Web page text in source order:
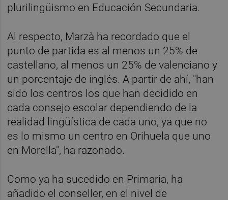
plurilingüismo en Educación Secundaria.
Al respecto, Marzà ha recordado que el
punto de partida es al menos un 25% de
castellano, al menos un 25% de valenciano y
un porcentaje de inglés. A partir de ahí, "han
sido los centros los que han decidido en
cada consejo escolar dependiendo de la
realidad lingüística de cada uno, ya que no
es lo mismo un centro en Orihuela que uno
en Morella", ha razonado.
Como ya ha sucedido en Primaria, ha
añadido el conseller, en el nivel de